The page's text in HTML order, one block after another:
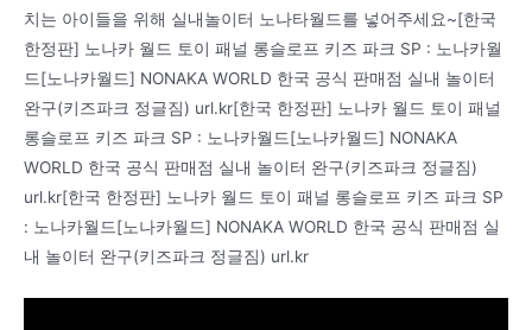
치는 아이들을 위해 실내놀이터 노나타월드를 넣어주세요~[한국
한정판] 노나카 월드 토이 패널 롱슬로프 키즈 파크 SP : 노나카월
드[노나카월드] NONAKA WORLD 한국 공식 판매점 실내 놀이터
완구(키즈파크 정글짐) url.kr[한국 한정판] 노나카 월드 토이 패널
롱슬로프 키즈 파크 SP : 노나카월드[노나카월드] NONAKA
WORLD 한국 공식 판매점 실내 놀이터 완구(키즈파크 정글짐)
url.kr[한국 한정판] 노나카 월드 토이 패널 롱슬로프 키즈 파크 SP
: 노나카월드[노나카월드] NONAKA WORLD 한국 공식 판매점 실
내 놀이터 완구(키즈파크 정글짐) url.kr